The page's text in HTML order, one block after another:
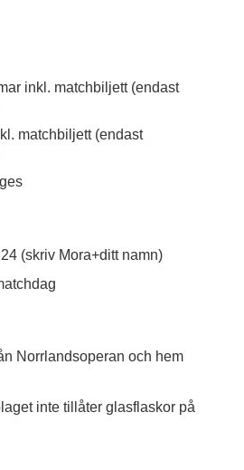
inkl. matchbiljett (endast
matchbiljett (endast
(skriv Mora+ditt namn)
Norrlandsoperan och hem
inte tillåter glasflaskor på